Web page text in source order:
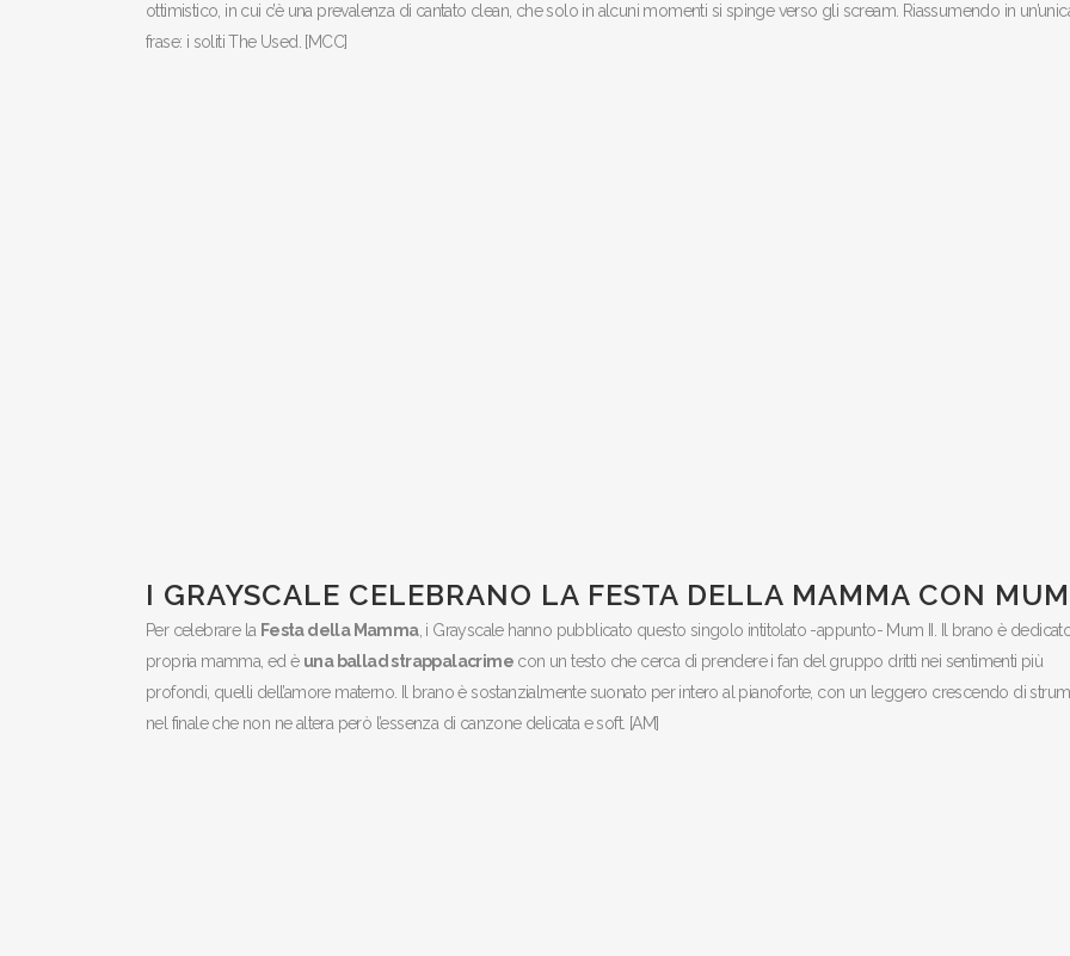
ottimistico, in cui c’è una prevalenza di cantato clean, che solo in alcuni momenti si spinge verso gli scream. Riassumendo in
frase: i soliti The Used. [MCC]
I GRAYSCALE CELEBRANO LA FESTA DELLA MAMMA CON
Per celebrare la Festa della Mamma, i Grayscale hanno pubblicato questo singolo intitolato -appunto- Mum II. Il brano è
propria mamma, ed è una ballad strappalacrime con un testo che cerca di prendere i fan del gruppo dritti nei sentimenti più
profondi, quelli dell’amore materno. Il brano è sostanzialmente suonato per intero al pianoforte, con un leggero crescendo di
nel finale che non ne altera però l’essenza di canzone delicata e soft. [AM]